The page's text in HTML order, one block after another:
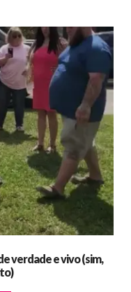
verdade e vivo (sim,